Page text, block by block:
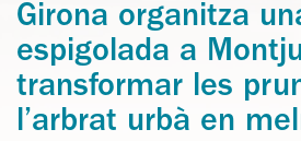
Girona organitza
espigolada a
transformar les
l’arbrat urbà en